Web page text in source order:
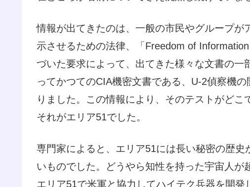
情報が出てきたのは、一般の市民やグループが
示させるための法律、「Freedom of
づいた要求によって、出てきた様々な文書の一
ってかつてのCIA機密文書である、U-2偵察機
りました。この情報により、そのテストがどこ
それがエリア51でした。
専門家によると、エリア51には長い秘密の歴
いものでした。どうやら知性を持った宇宙人が
エリア51で米軍と協力してハイテク兵器を開発